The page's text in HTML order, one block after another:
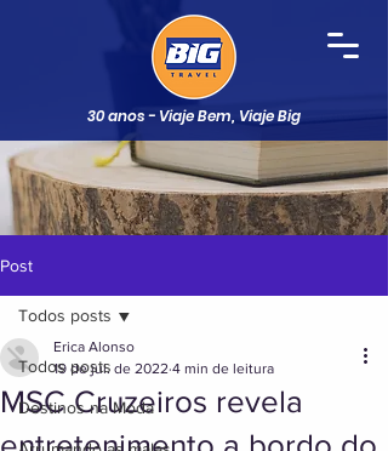
30 anos - Viaje Bem, Viaje Big
Post
Todos posts
Destinos na Moda
Todos posts
MSC Cruzeiros revela
Erica Alonso
19 de jul. de 2022 4 min de leitura